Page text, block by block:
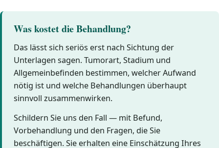
Was kostet die Behandlung?
Das lässt sich seriös erst nach Sichtung der
Unterlagen sagen. Tumorart, Stadium und
Allgemeinbefinden bestimmen, welcher Aufwand
nötig ist und welche Behandlungen überhaupt
sinnvoll zusammenwirken.
Schildern Sie uns den Fall — mit Befund,
Vorbehandlung und den Fragen, die Sie
beschäftigen. Sie erhalten eine Einschätzung Ihres